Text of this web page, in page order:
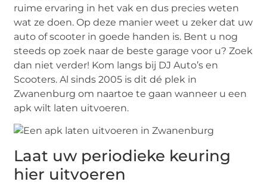
ruime ervaring in het vak en dus precies weten
wat ze doen. Op deze manier weet u zeker dat uw
auto of scooter in goede handen is. Bent u nog
steeds op zoek naar de beste garage voor u? Zoek
dan niet verder! Kom langs bij DJ Auto’s en
Scooters. Al sinds 2005 is dit dé plek in
Zwanenburg om naartoe te gaan wanneer u een
apk wilt laten uitvoeren.
Laat uw periodieke keuring
hier uitvoeren